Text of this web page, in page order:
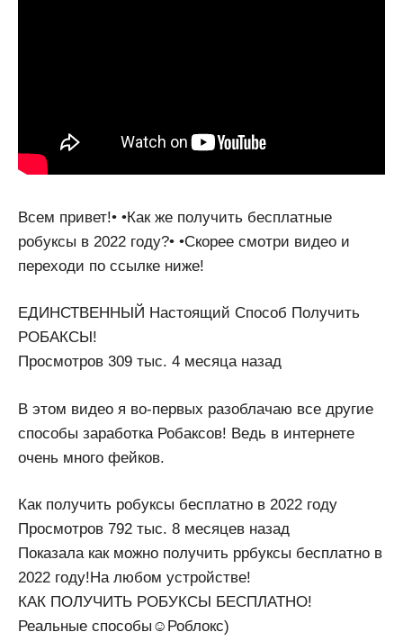
Всем привет!• •Как же получить бесплатные
робуксы в 2022 году?• •Скорее смотри видео и
переходи по ссылке ниже!
ЕДИНСТВЕННЫЙ Настоящий Способ Получить
РОБАКСЫ!
Просмотров 309 тыс. 4 месяца назад
В этом видео я во-первых разоблачаю все другие
способы заработка Робаксов! Ведь в интернете
очень много фейков.
Как получить робуксы бесплатно в 2022 году
Просмотров 792 тыс. 8 месяцев назад
Показала как можно получить ррбуксы бесплатно в
2022 году!На любом устройстве!
КАК ПОЛУЧИТЬ РОБУКСЫ БЕСПЛАТНО!
Реальные способы☺Роблокс)